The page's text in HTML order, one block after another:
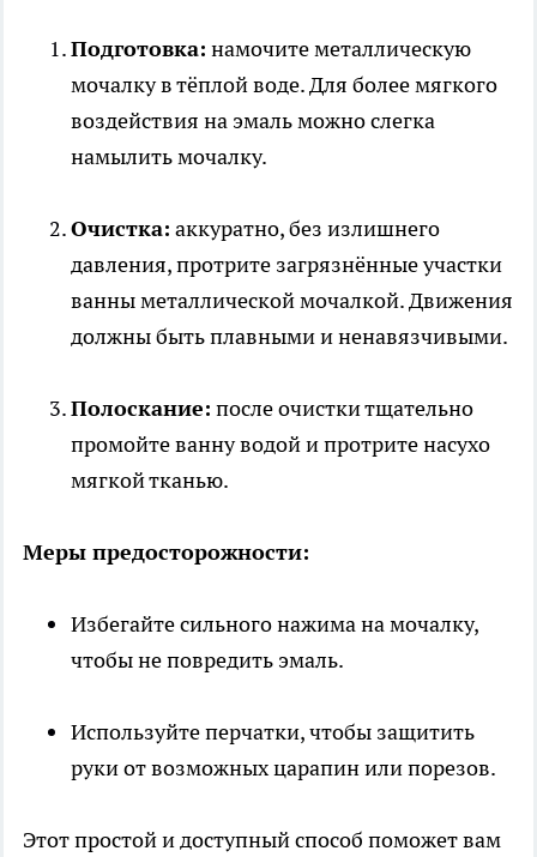
Подготовка: намочите металлическую
мочалку в тёплой воде. Для более мягкого
воздействия на эмаль можно слегка
намылить мочалку.
Очистка: аккуратно, без излишнего
давления, протрите загрязнённые участки
ванны металлической мочалкой. Движения
должны быть плавными и ненавязчивыми.
Полоскание: после очистки тщательно
промойте ванну водой и протрите насухо
мягкой тканью.
Меры предосторожности:
Избегайте сильного нажима на мочалку,
чтобы не повредить эмаль.
Используйте перчатки, чтобы защитить
руки от возможных царапин или порезов.
Этот простой и доступный способ поможет вам